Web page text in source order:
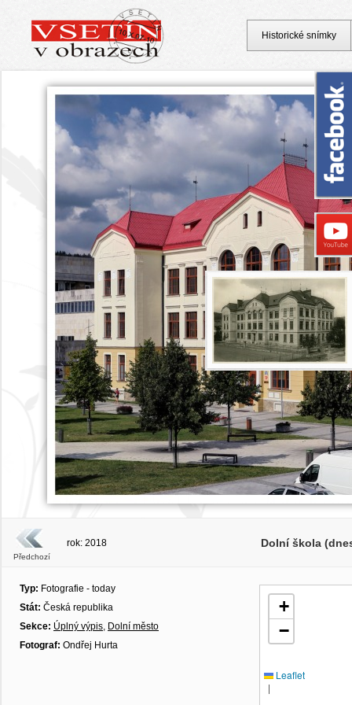
Předchozí
rok: 2018 Dolní škola
Typ: Fotografie - today
Stát: Česká republika
Sekce: Úplný výpis, Dolní město
Fotograf: Ondřej Hurta
+
−
Leaflet
|
Historické snímky